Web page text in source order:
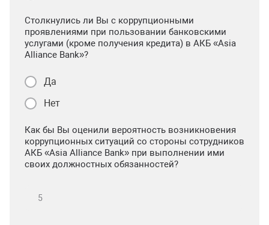
Столкнулись ли Вы с коррупционными
проявлениями при пользовании банковскими
услугами (кроме получения кредита) в АКБ «Asia
Alliance Bank»?
Да
Нет
Как бы Вы оценили вероятность возникновения
коррупционных ситуаций со стороны сотрудников
АКБ «Asia Alliance Bank» при выполнении ими
своих должностных обязанностей?